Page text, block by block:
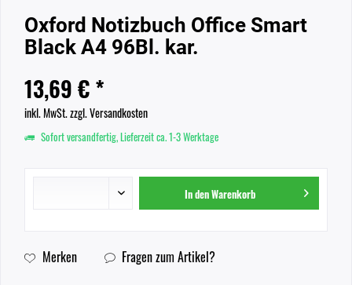
Oxford Notizbuch Office Smart
Black A4 96Bl. kar.
13,69 € *
inkl. MwSt.zzgl. Versandkosten
Sofort versandfertig, Lieferzeit ca. 1-3 Werktage
In denWarenkorb
Merken Fragen zum Artikel?